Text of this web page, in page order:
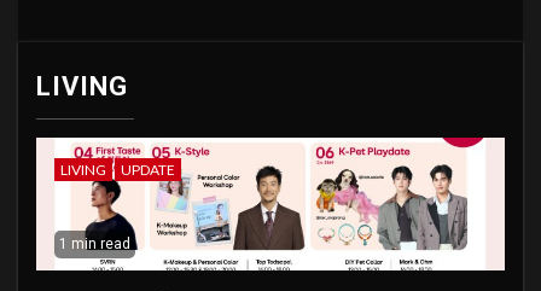
LIVING
LIVING UPDATE
1 min read